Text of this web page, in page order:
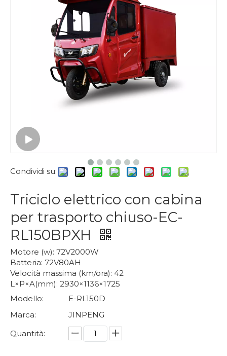
Condividi su:
Triciclo elettrico con cabina
per trasporto chiuso-EC-
RL150BPXH
Motore (w): 72V2000W
Batteria: 72V80AH
Velocità massima (km/ora): 42
L×P×A(mm): 2930×1136×1725
Modello:
E-RL150D
Marca:
JINPENG
Quantità: